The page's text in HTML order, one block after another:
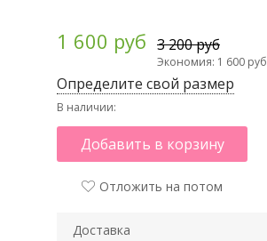
1 600 руб 3 200 руб
Экономия: 1 600 руб
Определите свой размер
В наличии:
Добавить в корзину
Отложить на потом
Доставка